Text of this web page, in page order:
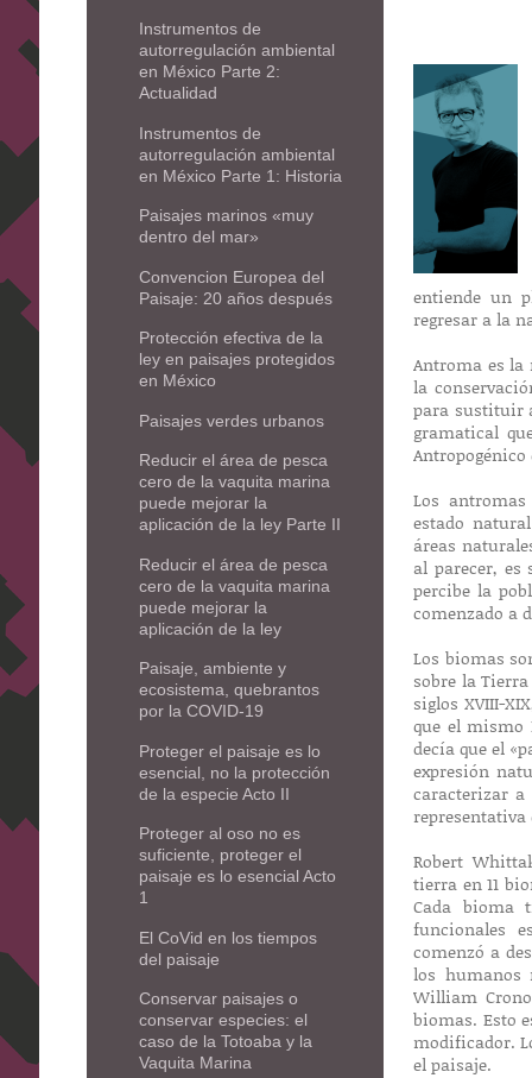
entiende un
regresar a la
Antroma es la
la
para sustituir
gramatical
Los
estado
áreas
al parecer,
percibe la
comenzado a
Los biomas
sobre la
siglos XVIII-
que el mismo
decía que el
expresión
caracterizar a
representativa
Robert
tierra en 11
Cada bioma
funcionales
comenzó a
los humanos
William
biomas. Esto
modificador.
el paisaje.
Instrumentos de
autorregulación ambiental
en México Parte 2:
Actualidad
Instrumentos de
autorregulación ambiental
en México Parte 1: Historia
Paisajes marinos «muy
dentro del mar»
Convencion Europea del
Paisaje: 20 años después
Protección efectiva de la
ley en paisajes protegidos
en México
Paisajes verdes urbanos
Reducir el área de pesca
cero de la vaquita marina
puede mejorar la
aplicación de la ley Parte II
Reducir el área de pesca
cero de la vaquita marina
puede mejorar la
aplicación de la ley
Paisaje, ambiente y
ecosistema, quebrantos
por la COVID-19
Proteger el paisaje es lo
esencial, no la protección
de la especie Acto II
Proteger al oso no es
suficiente, proteger el
paisaje es lo esencial Acto
1
El CoVid en los tiempos
del paisaje
Conservar paisajes o
conservar especies: el
caso de la Totoaba y la
Vaquita Marina